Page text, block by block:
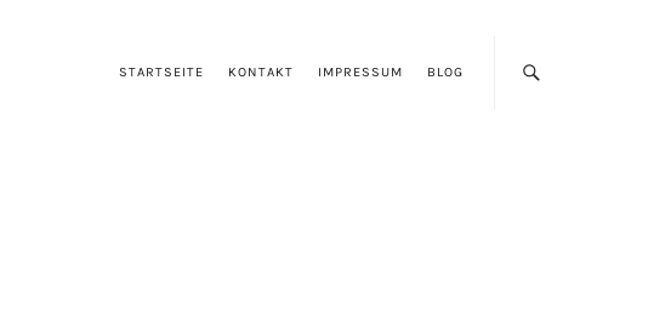
STARTSEITE KONTAKT IMPRESSUM BLOG